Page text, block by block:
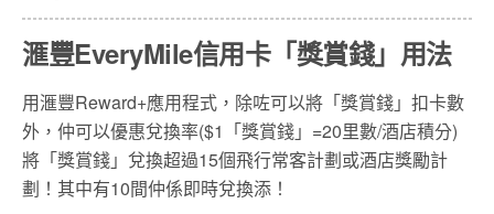
滙豐EveryMile信用卡「獎賞錢」用法
用滙豐Reward+應用程式，除咗可以將「獎賞錢」扣卡數
外，仲可以優惠兌換率($1「獎賞錢」=20里數/酒店積分)
將「獎賞錢」兌換超過15個飛行常客計劃或酒店獎勵計
劃！其中有10間仲係即時兌換添！